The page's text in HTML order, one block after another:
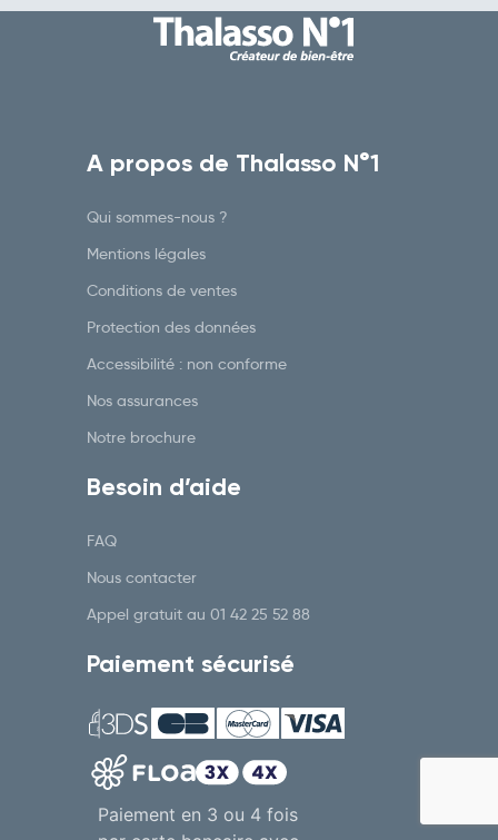
A propos de Thalasso N°1
Qui sommes-nous ?
Mentions légales
Conditions de ventes
Protection des données
Accessibilité : non conforme
Nos assurances
Notre brochure
Besoin d’aide
FAQ
Nous contacter
Appel gratuit au 01 42 25 52 88
Paiement sécurisé
Paiement en 3 ou 4 fois